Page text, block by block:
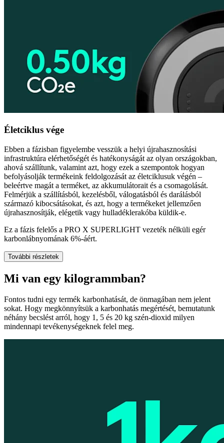
Életciklus vége
Ebben a fázisban figyelembe vesszük a helyi újrahasznosítási
infrastruktúra elérhetőségét és hatékonyságát az olyan országokban,
ahová szállítunk, valamint azt, hogy ezek a szempontok hogyan
befolyásolják termékeink feldolgozását az életciklusuk végén –
beleértve magát a terméket, az akkumulátorait és a csomagolását.
Felmérjük a szállításból, kezelésből, válogatásból és darálásból
származó kibocsátásokat, és azt, hogy a termékeket jellemzően
újrahasznosítják, elégetik vagy hulladéklerakóba küldik-e.
Ez a fázis felelős a PRO X SUPERLIGHT vezeték nélküli egér
karbonlábnyomának 6%-áért.
További részletek
Mi van egy kilogrammban?
Fontos tudni egy termék karbonhatását, de önmagában nem jelent
sokat. Hogy megkönnyítsük a karbonhatás megértését, bemutatunk
néhány becslést arról, hogy 1, 5 és 20 kg szén-dioxid milyen
mindennapi tevékenységeknek felel meg.